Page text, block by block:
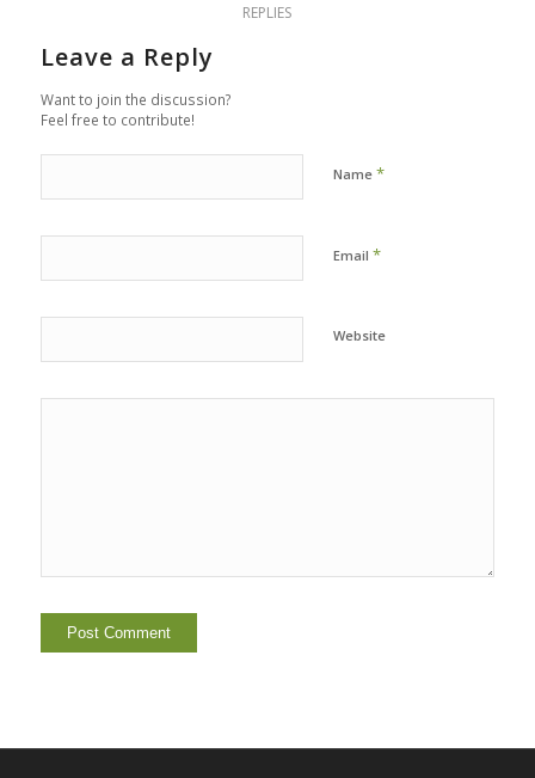
REPLIES
Leave a Reply
Want to join the discussion?
Feel free to contribute!
Name *
Email *
Website